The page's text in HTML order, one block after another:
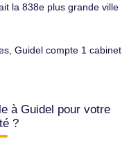
la 838e plus grande ville
Guidel compte 1 cabinet
à Guidel pour votre
?